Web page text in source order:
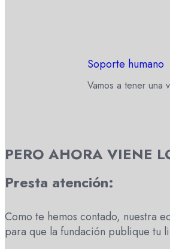
Soporte humano
Vamos a tener una
PERO AHORA VIENE
Presta atención:
Como te hemos contado, nuestra
para que la fundación publique tu